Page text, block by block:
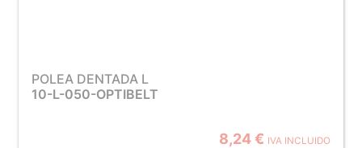
POLEA DENTADA L
10-L-050-OPTIBELT
8,24 € IVA INCLUIDO